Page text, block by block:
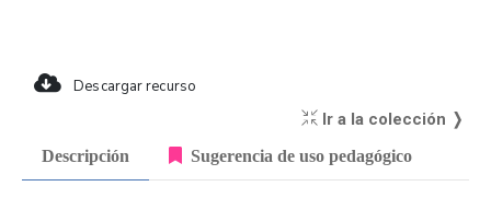
Descargar recurso
Ir a la colección ❭
Descripción Sugerencia de uso pedagógico